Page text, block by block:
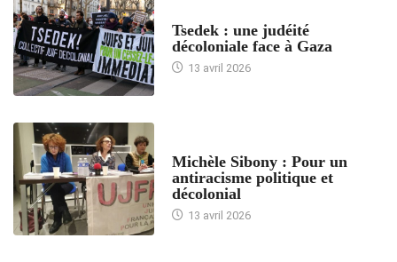
Tsedek : une judéité
décoloniale face à Gaza
13 avril 2026
Michèle Sibony : Pour un
antiracisme politique et
décolonial
13 avril 2026